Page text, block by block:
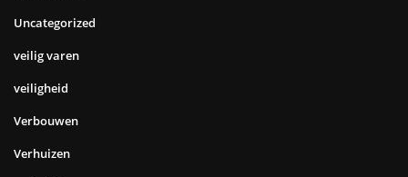
Uncategorized
veilig varen
veiligheid
Verbouwen
Verhuizen